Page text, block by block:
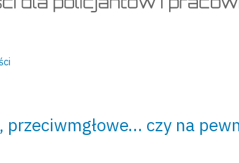
przeciwmgłowe… czy na